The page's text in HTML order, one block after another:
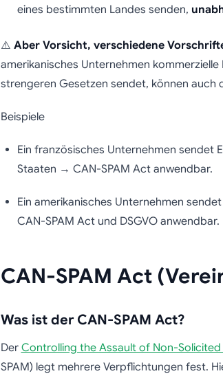
eines bestimmten Landes senden,
⚠️ Aber Vorsicht, verschiedene
amerikanisches Unternehmen
strengeren Gesetzen sendet, können auch
Beispiele
Ein französisches Unternehmen sendet
Staaten → CAN-SPAM Act anwendbar.
Ein amerikanisches Unternehmen
CAN-SPAM Act und DSGVO anwendbar.
CAN-SPAM Act
Was ist der CAN-SPAM Act?
Der Controlling the Assault of Non-
SPAM) legt mehrere Verpflichtungen fest.